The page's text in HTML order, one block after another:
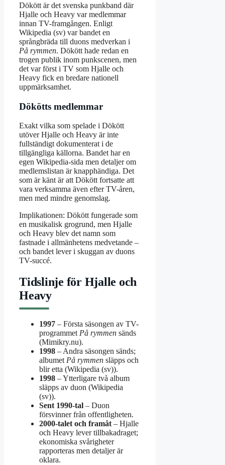
Dökött är det svenska punkband där
Hjalle och Heavy var medlemmar
innan TV-framgången. Enligt
Wikipedia (sv) var bandet en
språngbräda till duons medverkan i
På rymmen. Dökött hade redan en
trogen publik inom punkscenen, men
det var först i TV som Hjalle och
Heavy fick en bredare nationell
uppmärksamhet.
Dökötts medlemmar
Exakt vilka som spelade i Dökött
utöver Hjalle och Heavy är inte
fullständigt dokumenterat i de
tillgängliga källorna. Bandet har en
egen Wikipedia-sida men detaljer om
medlemslistan är knapphändiga. Det
som är känt är att Dökött fortsatte att
vara verksamma även efter TV-åren,
men med mindre genomslag.
Implikationen: Dökött fungerade som
en musikalisk grogrund, men Hjalle
och Heavy blev det namn som
fastnade i allmänhetens medvetande –
och bandet lever i skuggan av duons
TV-succé.
Tidslinje för Hjalle och
Heavy
1997 – Första säsongen av TV-
programmet På rymmen sänds
(Mimikry.nu).
1998 – Andra säsongen sänds;
albumet På rymmen släpps och
blir etta (Wikipedia (sv)).
1998 – Ytterligare två album
släpps av duon (Wikipedia
(sv)).
Sent 1990-tal – Duon
försvinner från offentligheten.
2000-talet och framåt – Hjalle
och Heavy lever tillbakadraget;
ekonomiska svårigheter
rapporteras men detaljer är
oklara.